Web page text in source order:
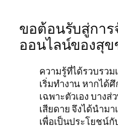
ขอต้อนรับสู่กา
ออนไลน์ของสุ
ความรู้ที่ได้รวบรวม
เริ่มทำงาน หากได้
เฉพาะตัวเอง บางส่
เสียดาย จึงได้นำม
เพื่อเป็นประโยชน์